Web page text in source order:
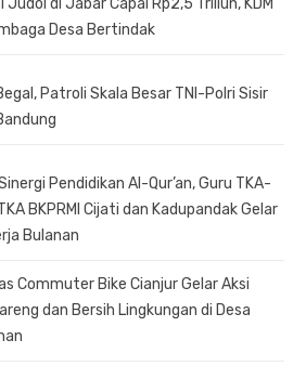
Judol di Jabar Capai Rp2,5 Triliun, KDM
Desa Bertindak
Patroli Skala Besar TNI-Polri Sisir
Pendidikan Al-Qur’an, Guru TKA-
BKPRMI Cijati dan Kadupandak Gelar
Bulanan
Commuter Bike Cianjur Gelar Aksi
dan Bersih Lingkungan di Desa